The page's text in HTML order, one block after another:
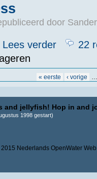
door
Lees verderover Oss22
« eerste ‹ vorige …
and jellyfish! Hop in and
1998 gestart)
2015 Nederlands OpenWater